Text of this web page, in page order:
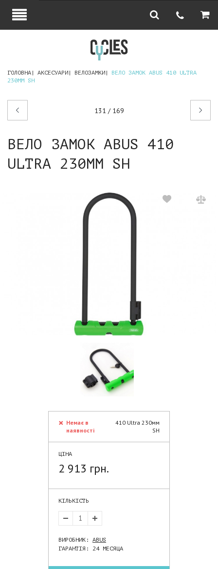
ГОЛОВНА АКСЕСУАРИ ВЕЛОЗАМКИ
ВЕЛО ЗАМОК ABUS 410 ULTRA
230ММ SH
131 / 169
Наступний
ВЕЛО ЗАМОК ABUS 410
ULTRA 230ММ SH
Немає в
наявності
410 Ultra 230мм
SH
ЦІНА
2 913 грн.
КІЛЬКІСТЬ
ВИРОБНИК: ABUS
ГАРАНТІЯ: 24 МЕСЯЦА